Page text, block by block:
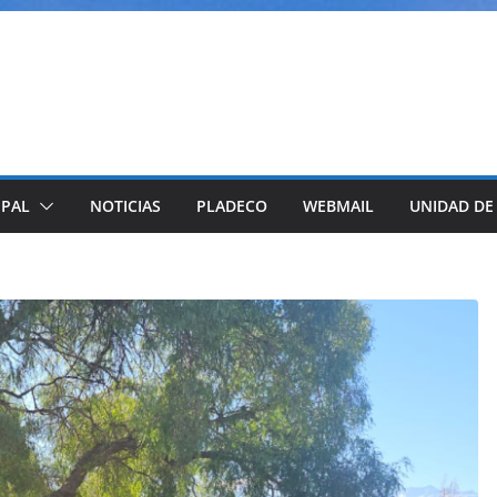
NOTICIAS PLADECO WEBMAIL UNIDAD